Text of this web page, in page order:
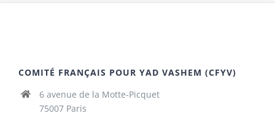
COMITÉ FRANÇAIS POUR YAD VASHEM (CFYV)
6 avenue de la Motte-Picquet
75007 Paris